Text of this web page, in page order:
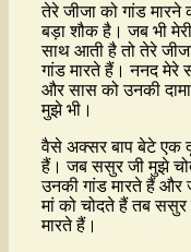
तेरे जीजा को गांड मारने
बड़ा शौक है। जब भी
साथ आती है तो तेरे
गांड मारते हैं। ननद मेरे
और सास को उनकी
मुझे भी।
वैसे अक्सर बाप बेटे एक
हैं। जब ससुर जी मुझे
उनकी गांड मारते हैं और
मां को चोदते हैं तब ससुर
मारते हैं।